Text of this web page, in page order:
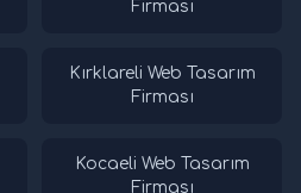
Firması
Kırklareli Web Tasarım
Firması
Kocaeli Web Tasarım
Firması